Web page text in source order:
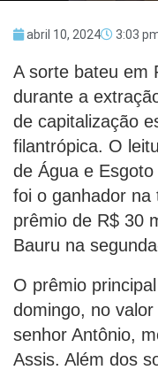
abril 10, 2024 3:03
A sorte bateu em
durante a
de capitalização
filantrópica. O
de Água e
foi o ganhador na
prêmio de R$ 30
Bauru na
O prêmio
domingo, no
senhor Antônio,
Assis. Além dos